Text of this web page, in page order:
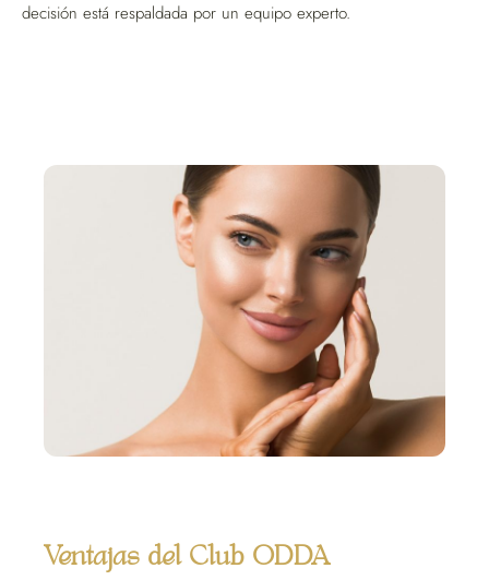
decisión está respaldada por un equipo experto.
Ventajas del Club ODDA